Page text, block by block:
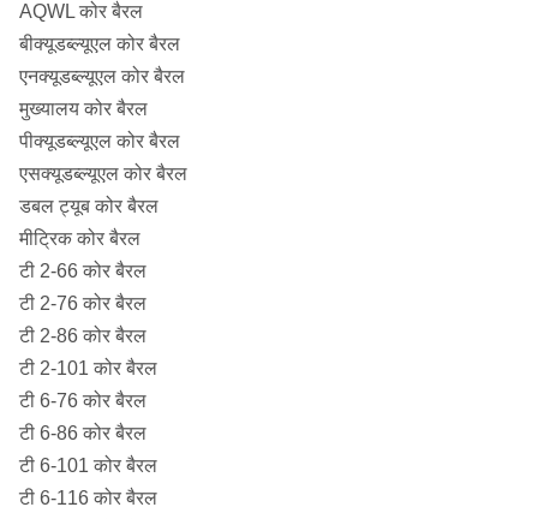
AQWL कोर बैरल
बीक्यूडब्ल्यूएल कोर बैरल
एनक्यूडब्ल्यूएल कोर बैरल
मुख्यालय कोर बैरल
पीक्यूडब्ल्यूएल कोर बैरल
एसक्यूडब्ल्यूएल कोर बैरल
डबल ट्यूब कोर बैरल
मीट्रिक कोर बैरल
टी 2-66 कोर बैरल
टी 2-76 कोर बैरल
टी 2-86 कोर बैरल
टी 2-101 कोर बैरल
टी 6-76 कोर बैरल
टी 6-86 कोर बैरल
टी 6-101 कोर बैरल
टी 6-116 कोर बैरल